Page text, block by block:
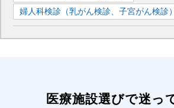
婦人科検診（乳がん検診、子宮がん検診）
医療施設選びで迷っ